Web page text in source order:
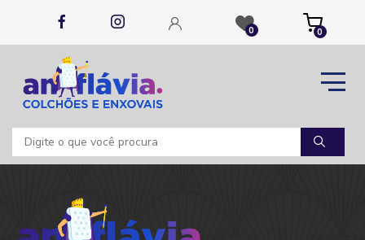
0 0